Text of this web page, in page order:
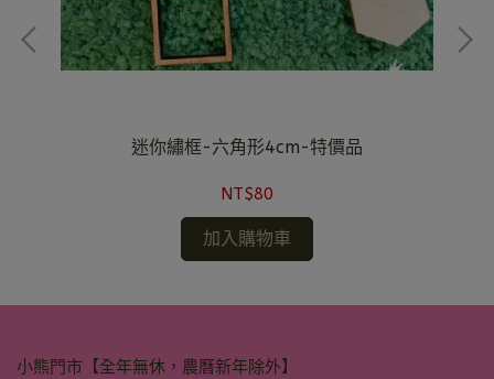
迷你繡框-六角形4cm-特價品
NT$80
加入購物車
小熊門市【全年無休，農曆新年除外】